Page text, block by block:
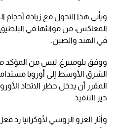
ويأتي هذا التحول مع زيادة أحجام
المعاكس، من موانئها في
في الهند والصين.
ووفق بلومبيرغ، ليس من المؤكد
الشرق الأوسط إلى أوروبا
المقرر أن يدخل حظر الاتحاد
حيز التنفيذ.
وأثار الغزو الروسي لأوكرانيا رد